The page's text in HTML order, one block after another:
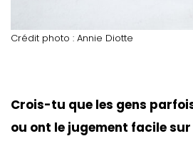
Crédit photo : Annie Diotte
Crois-tu que les gens
ou ont le jugement facile